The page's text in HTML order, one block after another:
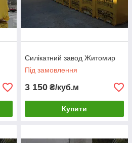
Силікатний завод Житомир
Під замовлення
3 150 ₴/куб.м
Купити